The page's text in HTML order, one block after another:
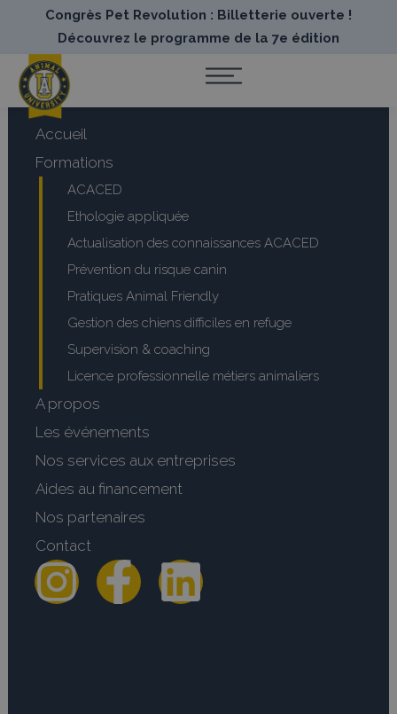
Congrès Pet Revolution : Billetterie ouverte !
Découvrez le programme de la 7e édition
Accueil
Formations
ACACED
Ethologie appliquée
Actualisation des connaissances ACACED
Prévention du risque canin
Pratiques Animal Friendly
Gestion des chiens difficiles en refuge
Supervision & coaching
Licence professionnelle métiers animaliers
A propos
Les événements
Nos services aux entreprises
Aides au financement
Nos partenaires
Contact